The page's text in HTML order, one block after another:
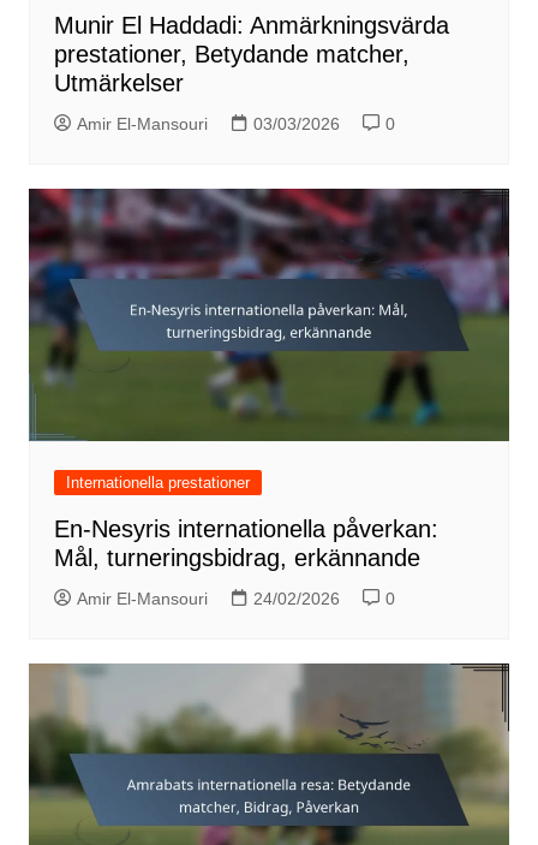
Munir El Haddadi: Anmärkningsvärda
prestationer, Betydande matcher,
Utmärkelser
Amir El-Mansouri 03/03/2026 0
Internationella prestationer
En-Nesyris internationella påverkan:
Mål, turneringsbidrag, erkännande
Amir El-Mansouri 24/02/2026 0